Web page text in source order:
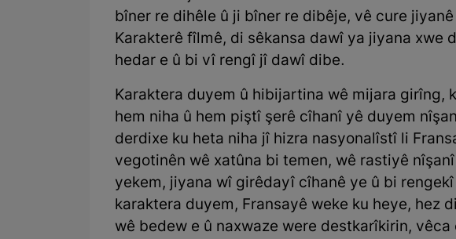
bîner re dihêle û ji bîner re dibêje, vê cure
Karakterê fîlmê, di sêkansa dawî ya jiyana xwe
hedar e û bi vî rengî jî dawî dibe.
Karaktera duyem û hibijartina wê mijara girîng,
hem niha û hem piştî şerê cîhanî yê duyem
derdixe ku heta niha jî hizra nasyonalîstî li
vegotinên wê xatûna bi temen, wê rastiyê
yekem, jiyana wî girêdayî cîhanê ye û bi
karaktera duyem, Fransayê weke ku heye, hez
wê bedew e û naxwaze were destkarîkirin,